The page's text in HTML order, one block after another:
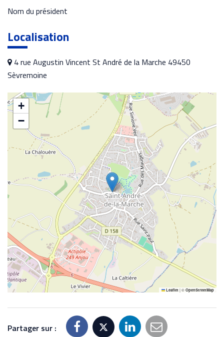
Nom du président
Localisation
4 rue Augustin Vincent St André de la Marche 49450
Sèvremoine
+
−
Leaflet |© OpenStreetMap
Partager sur :